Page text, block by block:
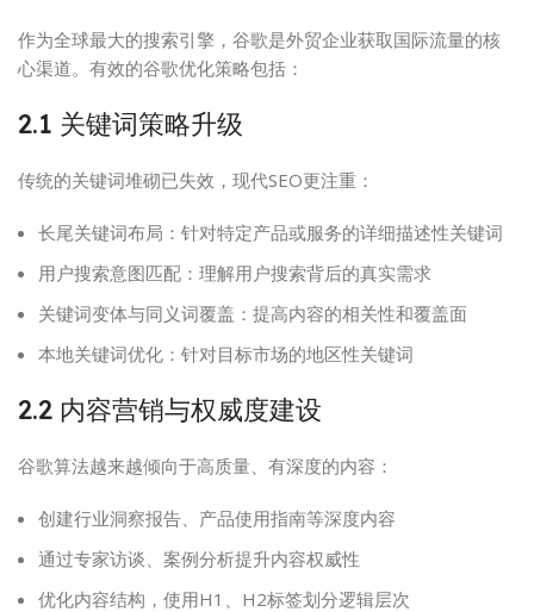
作为全球最大的搜索引擎，谷歌是外贸企业获取国际流量的核
心渠道。有效的谷歌优化策略包括：
2.1 关键词策略升级
传统的关键词堆砌已失效，现代SEO更注重：
长尾关键词布局：针对特定产品或服务的详细描述性关键词
用户搜索意图匹配：理解用户搜索背后的真实需求
关键词变体与同义词覆盖：提高内容的相关性和覆盖面
本地关键词优化：针对目标市场的地区性关键词
2.2 内容营销与权威度建设
谷歌算法越来越倾向于高质量、有深度的内容：
创建行业洞察报告、产品使用指南等深度内容
通过专家访谈、案例分析提升内容权威性
优化内容结构，使用H1、H2标签划分逻辑层次